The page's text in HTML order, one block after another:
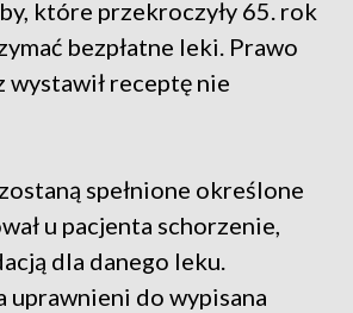
które przekroczyły 65. rok
bezpłatne leki. Prawo
receptę nie
spełnione określone
u pacjenta schorzenie,
dla danego leku.
uprawnieni do wypisana